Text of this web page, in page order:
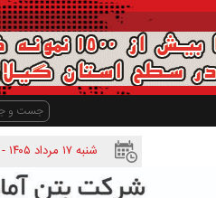
شنبه ۱۷ مرداد ۱۴۰۵ - ساعت